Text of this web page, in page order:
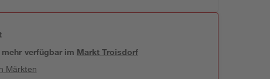
verfügbar im Markt Troisdorf
Märkten